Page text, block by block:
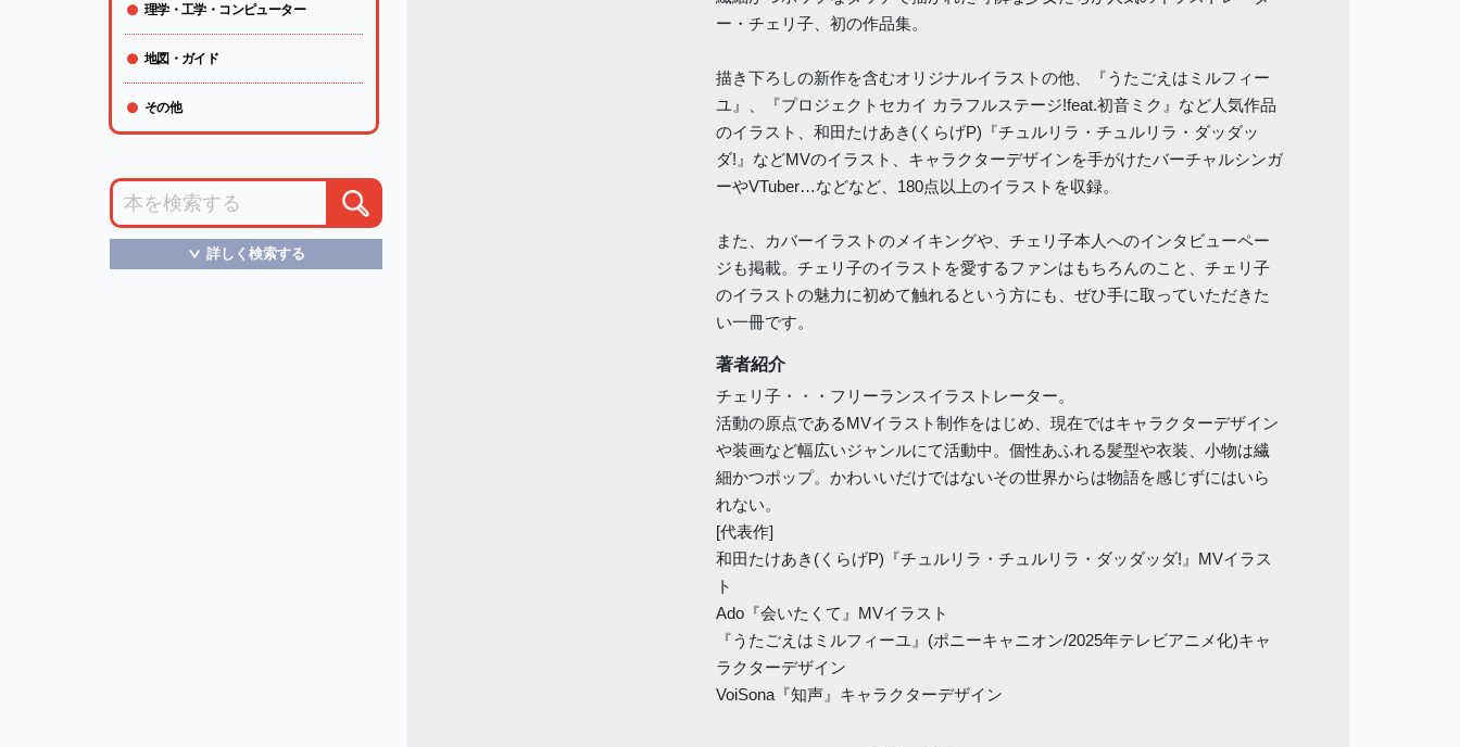
ー・チェリ子、初の作品集。
描き下ろしの新作を含むオリジナルイラストの他、『うたごえはミルフィー
ユ』、『プロジェクトセカイ カラフルステージ!feat.初音ミク』など人気作品
のイラスト、和田たけあき(くらげP)『チュルリラ・チュルリラ・ダッダッ
ダ!』などMVのイラスト、キャラクターデザインを手がけたバーチャルシンガ
ーやVTuber…などなど、180点以上のイラストを収録。
また、カバーイラストのメイキングや、チェリ子本人へのインタビューペー
ジも掲載。チェリ子のイラストを愛するファンはもちろんのこと、チェリ子
のイラストの魅力に初めて触れるという方にも、ぜひ手に取っていただきた
い一冊です。
著者紹介
チェリ子・・・フリーランスイラストレーター。
活動の原点であるMVイラスト制作をはじめ、現在ではキャラクターデザイン
や装画など幅広いジャンルにて活動中。個性あふれる髪型や衣装、小物は繊
細かつポップ。かわいいだけではないその世界からは物語を感じずにはいら
れない。
[代表作]
和田たけあき(くらげP)『チュルリラ・チュルリラ・ダッダッダ!』MVイラス
ト
Ado『会いたくて』MVイラスト
『うたごえはミルフィーユ』(ポニーキャニオン/2025年テレビアニメ化)キャ
ラクターデザイン
VoiSona『知声』キャラクターデザイン
理学・工学・コンピューター
地図・ガイド
その他
＞詳しく検索する